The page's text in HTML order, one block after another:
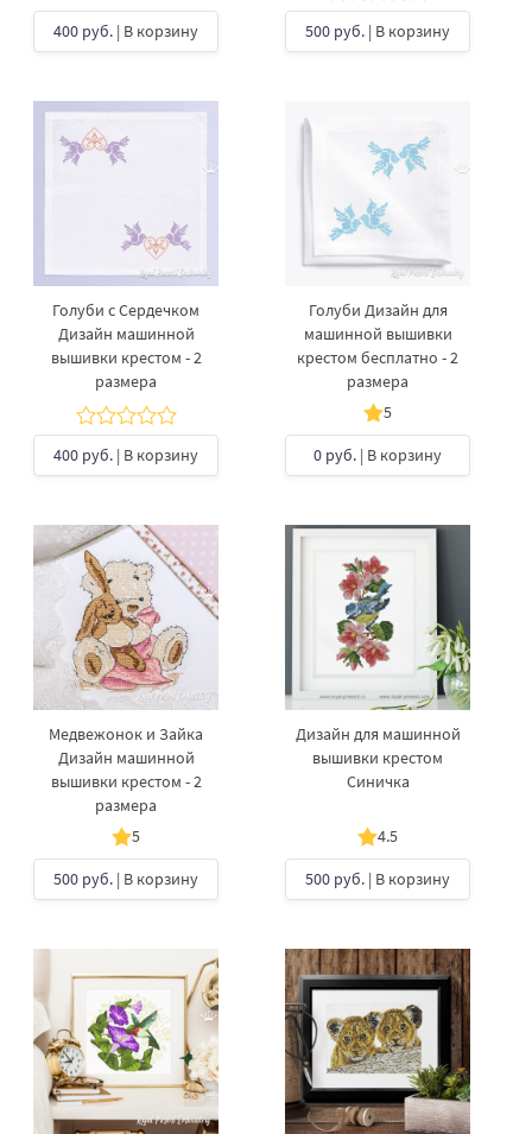
400 руб. | В корзину 500 руб. | В корзину
Голуби с Сердечком
Дизайн машинной
вышивки крестом - 2
размера
400 руб. | В корзину
Голуби Дизайн для
машинной вышивки
крестом бесплатно - 2
размера
5
0 руб. | В корзину
Медвежонок и Зайка
Дизайн машинной
вышивки крестом - 2
размера
5
500 руб. | В корзину
Дизайн для машинной
вышивки крестом
Синичка
4.5
500 руб. | В корзину